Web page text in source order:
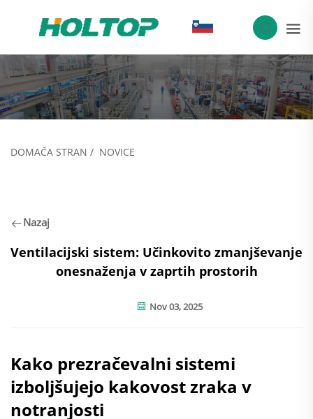
DOMAČA STRAN / NOVICE
Nazaj
Ventilacijski sistem: Učinkovito zmanjševanje
onesnaženja v zaprtih prostorih
Nov 03, 2025
Kako prezračevalni sistemi
izboljšujejo kakovost zraka v
notranjosti